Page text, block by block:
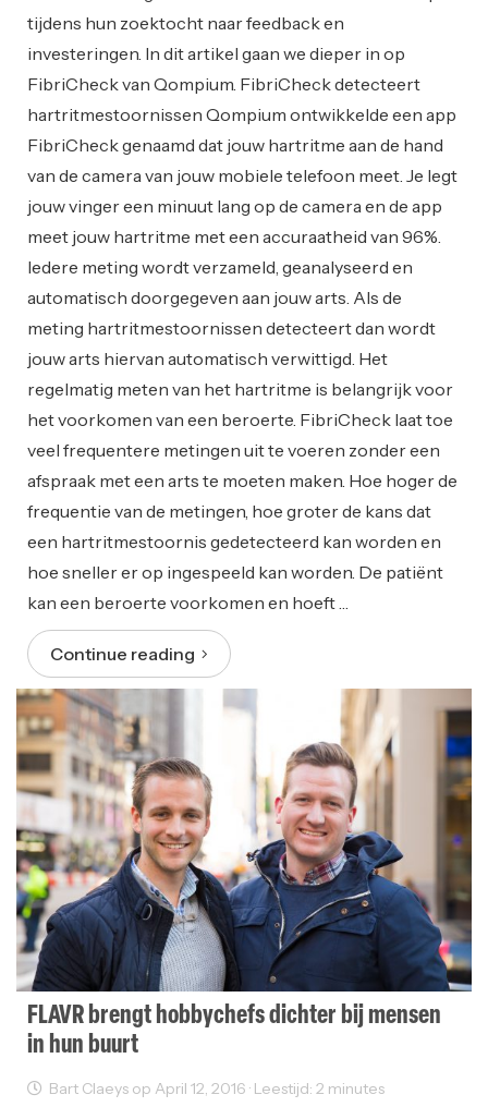
tijdens hun zoektocht naar feedback en
investeringen. In dit artikel gaan we dieper in op
FibriCheck van Qompium. FibriCheck detecteert
hartritmestoornissen Qompium ontwikkelde een app
FibriCheck genaamd dat jouw hartritme aan de hand
van de camera van jouw mobiele telefoon meet. Je legt
jouw vinger een minuut lang op de camera en de app
meet jouw hartritme met een accuraatheid van 96%.
Iedere meting wordt verzameld, geanalyseerd en
automatisch doorgegeven aan jouw arts. Als de
meting hartritmestoornissen detecteert dan wordt
jouw arts hiervan automatisch verwittigd. Het
regelmatig meten van het hartritme is belangrijk voor
het voorkomen van een beroerte. FibriCheck laat toe
veel frequentere metingen uit te voeren zonder een
afspraak met een arts te moeten maken. Hoe hoger de
frequentie van de metingen, hoe groter de kans dat
een hartritmestoornis gedetecteerd kan worden en
hoe sneller er op ingespeeld kan worden. De patiënt
kan een beroerte voorkomen en hoeft …
Continue reading
FLAVR brengt hobbychefs dichter bij mensen
in hun buurt
Bart Claeys op April 12, 2016 · Leestijd: 2 minutes